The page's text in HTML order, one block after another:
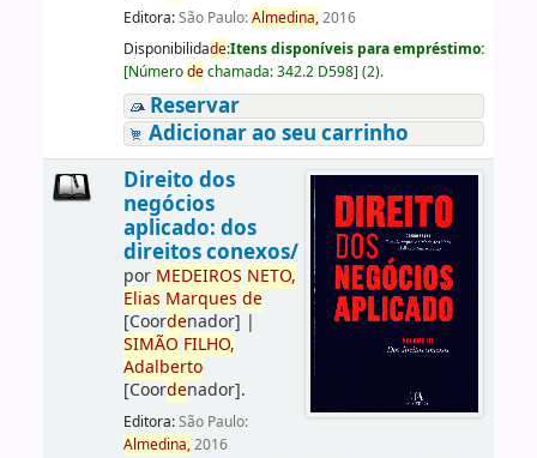
Editora:São Paulo:Almedina,2016
Disponibilidade:Itens disponíveis para empréstimo:
[Númerodechamada:342.2 D598] (2).
Reservar
Adicionar ao seu carrinho
Direito dos
negócios
aplicado: dos
direitos conexos/
por MEDEIROS NETO,
Elias Marques de
[Coordenador] |
SIMÃO FILHO,
Adalberto
[Coordenador].
Editora:São Paulo:
Almedina,2016